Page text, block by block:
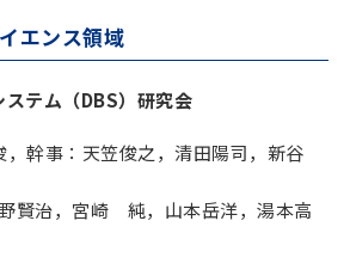
エンス領域
テム（DBS）研究会
，幹事：天笠俊之，清田陽司，新谷
賢治，宮崎 純，山本岳洋，湯本高